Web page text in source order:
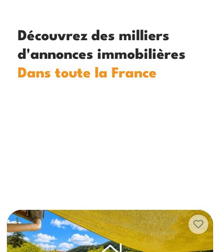
Découvrez des milliers
d'annonces immobilières
Dans toute la France